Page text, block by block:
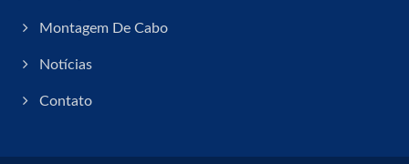
Montagem De Cabo
Notícias
Contato